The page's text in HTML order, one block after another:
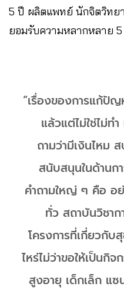
5 ปี ผลิตแพทย์ นักจิตวิทย
ยอมรับความหลากหลาย
“เรื่องของการแก้ปั
แล้วแต่ไม่ใช่ไม่ท
ถามว่ามีเงินไหม
สนับสนุนในด้านก
คำถามใหญ่ ๆ คือ อย่
ทั่ว สถาบันวิชา
โครงการที่เกี่ยวกับ
ไหร่ไม่ว่าขอให้เป็นกิ
สูงอายุ เด็กเล็ก แซ